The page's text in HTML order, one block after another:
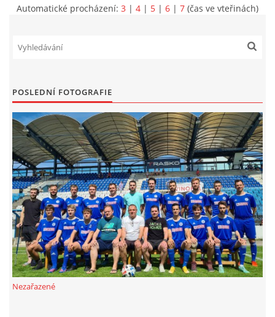
ARCHÍV
DOTACE
FKD, z.s.
Drnovice 704
68304 Drnovice
ičo 27005305
č.ú. 3227086359 / 0800
Automatické procházení: 3 | 4 | 5 | 6 | 7 (čas ve vteřinách)
POSLEDNÍ FOTOGRAFIE
Nezařazené